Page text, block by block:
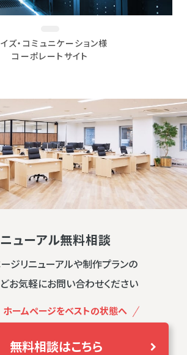
ズ・コミュニケーション様
コーポレートサイト
ューアル無料相談
ジリニューアルや制作プランの
お気軽にお問い合わせください
ホームページをベストの状態へ
無料相談はこちら